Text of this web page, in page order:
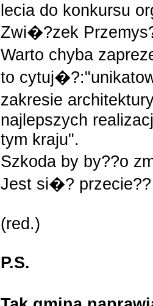
lecia do konkursu
Zwi�?zek
Warto chyba
to
zakresie
najlepszych
tym kraju".
Szkoda by by??o
Jest si�?
(red.)
P.S.